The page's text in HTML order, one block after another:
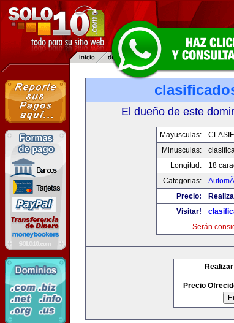
El dueño de este
Mayusculas:
Minusculas:
Longitud:
18
Categorias:
Precio:
Visitar!
Serán
Precio